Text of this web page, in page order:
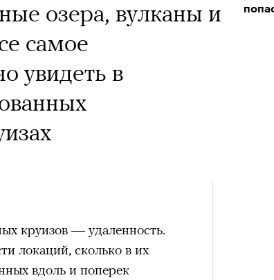
озера, вулканы и
самое
увидеть в
круизов — удаленность.
локаций, сколько в их
вдоль и поперек
а другие
жизнью?
объясняют, как
и почему к ней
«РБК Стиль»